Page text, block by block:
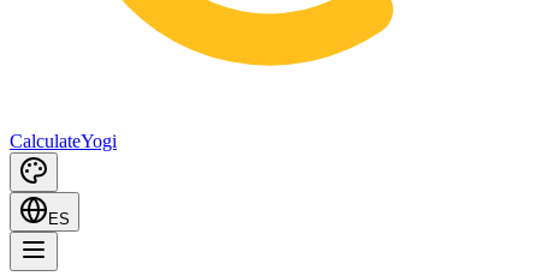
CalculateYogi
ES